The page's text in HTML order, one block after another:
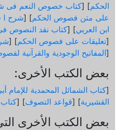
الحكم] [كتاب خصوص النعم فى
على متن فصوص الحكم] [شرح ا
ابن العربي] [كتاب نقد النصوص
[تعليقات على فصوص الحكم] [
[المفاتيح الوجودية والقرآنیة
بعض الكتب الأخرى:
[كتاب الشمائل المحمدية للإمام
القشيرية] [قواعد التصوف] [
بعض الكتب الأخرى